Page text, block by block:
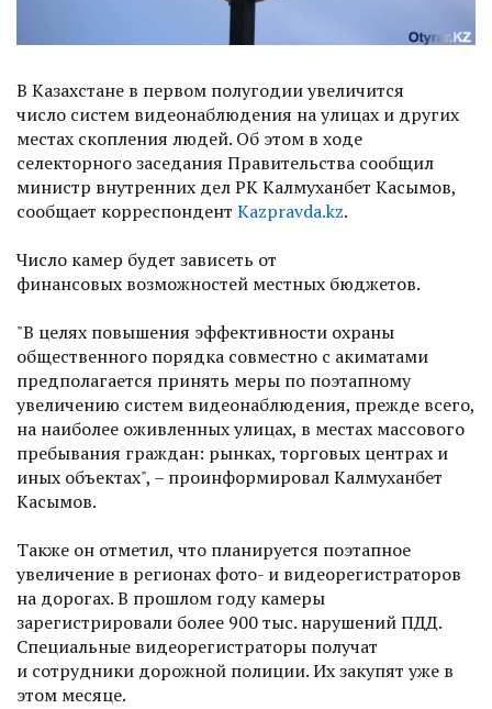
В Казахстане в первом полугодии увеличится
число систем видеонаблюдения на улицах и других
местах скопления людей. Об этом в ходе
селекторного заседания Правительства сообщил
министр внутренних дел РК Калмуханбет Касымов,
сообщает корреспондент Kazpravda.kz.
Число камер будет зависеть от
финансовых возможностей местных бюджетов.
"В целях повышения эффективности охраны
общественного порядка совместно с акиматами
предполагается принять меры по поэтапному
увеличению систем видеонаблюдения, прежде всего,
на наиболее оживленных улицах, в местах массового
пребывания граждан: рынках, торговых центрах и
иных объектах", – проинформировал Калмуханбет
Касымов.
Также он отметил, что планируется поэтапное
увеличение в регионах фото- и видеорегистраторов
на дорогах. В прошлом году камеры
зарегистрировали более 900 тыс. нарушений ПДД.
Специальные видеорегистраторы получат
и сотрудники дорожной полиции. Их закупят уже в
этом месяце.